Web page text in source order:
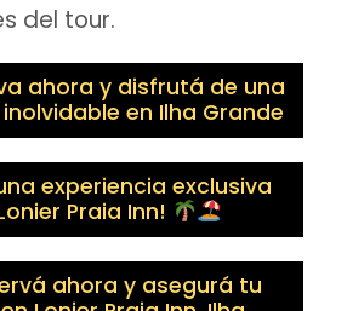
del tour.
ahora y disfrutá de una
en Ilha Grande
experiencia exclusiva
Praia Inn!
ahora y asegurá tu